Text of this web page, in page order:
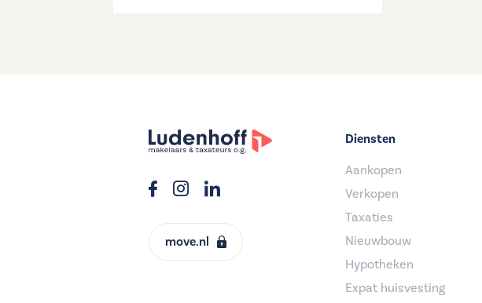
move.nl
Diensten
Aankopen
Verkopen
Taxaties
Nieuwbouw
Hypotheken
Expat huisvesting